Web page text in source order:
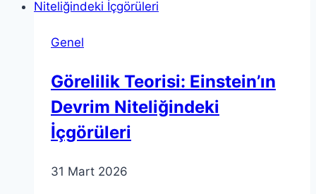
Rolü
Genel
Görelilik Teorisi: Einstein’ın
Devrim Niteliğindeki
İçgörüleri
31 Mart 2026